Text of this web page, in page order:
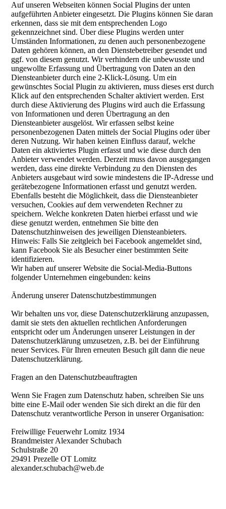
Auf unseren Webseiten können Social Plugins der unten
aufgeführten Anbieter eingesetzt. Die Plugins können Sie daran
erkennen, dass sie mit dem entsprechenden Logo
gekennzeichnet sind. Über diese Plugins werden unter
Umständen Informationen, zu denen auch personenbezogene
Daten gehören können, an den Dienstebetreiber gesendet und
ggf. von diesem genutzt. Wir verhindern die unbewusste und
ungewollte Erfassung und Übertragung von Daten an den
Diensteanbieter durch eine 2-Klick-Lösung. Um ein
gewünschtes Social Plugin zu aktivieren, muss dieses erst durch
Klick auf den entsprechenden Schalter aktiviert werden. Erst
durch diese Aktivierung des Plugins wird auch die Erfassung
von Informationen und deren Übertragung an den
Diensteanbieter ausgelöst. Wir erfassen selbst keine
personenbezogenen Daten mittels der Social Plugins oder über
deren Nutzung. Wir haben keinen Einfluss darauf, welche
Daten ein aktiviertes Plugin erfasst und wie diese durch den
Anbieter verwendet werden. Derzeit muss davon ausgegangen
werden, dass eine direkte Verbindung zu den Diensten des
Anbieters ausgebaut wird sowie mindestens die IP-Adresse und
gerätebezogene Informationen erfasst und genutzt werden.
Ebenfalls besteht die Möglichkeit, dass die Diensteanbieter
versuchen, Cookies auf dem verwendeten Rechner zu
speichern. Welche konkreten Daten hierbei erfasst und wie
diese genutzt werden, entnehmen Sie bitte den
Datenschutzhinweisen des jeweiligen Diensteanbieters.
Hinweis: Falls Sie zeitgleich bei Facebook angemeldet sind,
kann Facebook Sie als Besucher einer bestimmten Seite
identifizieren.
Wir haben auf unserer Website die Social-Media-Buttons
folgender Unternehmen eingebunden: keins
Änderung unserer Datenschutzbestimmungen
Wir behalten uns vor, diese Datenschutzerklärung anzupassen,
damit sie stets den aktuellen rechtlichen Anforderungen
entspricht oder um Änderungen unserer Leistungen in der
Datenschutzerklärung umzusetzen, z.B. bei der Einführung
neuer Services. Für Ihren erneuten Besuch gilt dann die neue
Datenschutzerklärung.
Fragen an den Datenschutzbeauftragten
Wenn Sie Fragen zum Datenschutz haben, schreiben Sie uns
bitte eine E-Mail oder wenden Sie sich direkt an die für den
Datenschutz verantwortliche Person in unserer Organisation:
Freiwillige Feuerwehr Lomitz 1934
Brandmeister Alexander Schubach
Schulstraße 20
29491 Prezelle OT Lomitz
alexander.schubach@web.de